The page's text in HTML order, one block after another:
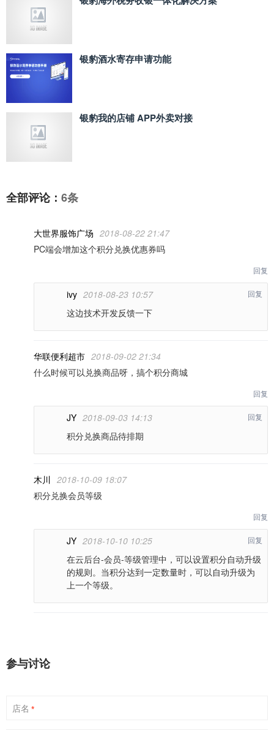
银豹酒水寄存申请功能
银豹我的店铺 APP外卖对接
全部评论： 6条
大世界服饰广场 2018-08-22 21:47
PC端会增加这个积分兑换优惠券吗
回复
ivy 2018-08-23 10:57
这边技术开发反馈一下
回复
华联便利超市 2018-09-02 21:34
什么时候可以兑换商品呀，搞个积分商城
回复
JY 2018-09-03 14:13
积分兑换商品待排期
回复
木川 2018-10-09 18:07
积分兑换会员等级
回复
JY 2018-10-10 10:25
在云后台-会员-等级管理中，可以设置积分自动升级
的规则。当积分达到一定数量时，可以自动升级为
上一个等级。
回复
参与讨论
店名 *